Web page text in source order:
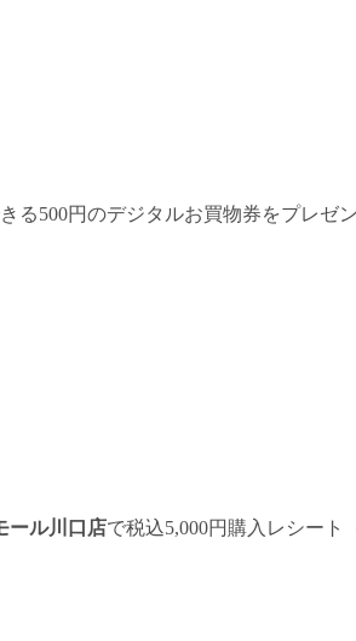
る500円のデジタルお買物券をプレゼ
ル川口店で税込5,000円購入レシート